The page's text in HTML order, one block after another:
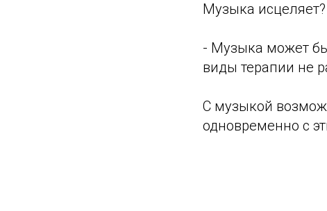
Музыка исцеляет?
- Музыка может
виды терапии не
С музыкой
одновременно с